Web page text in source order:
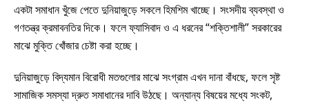
একটা সমাধান খুঁজে পেতে দুনিয়াজুড়ে সকলে হিমশিম খাচ্ছে। সংসদীয় ব্যবস্থা ও
গণতন্ত্র ক্রমাবনতির দিকে। ফলে ফ্যাসিবাদ ও এ ধরনের “শক্তিশালী” সরকারের
মাঝে মুক্তি খোঁজার চেষ্টা করা হচ্ছে।
দুনিয়াজুড়ে বিদ্যমান বিরোধী মতগুলোর মাঝে সংগ্রাম এখন দানা বাঁধছে, ফলে সৃষ্ট
সামাজিক সমস্যা দ্রুত সমাধানের দাবি উঠছে। অন্যান্য বিষয়ের মধ্যে সংকট,